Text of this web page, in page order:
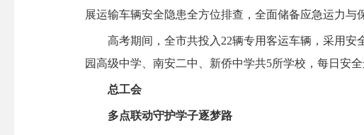
展运输车辆安全隐患全方位排查，全面储备应急运力与
高考期间，全市共投入22辆专用客运车辆，采用安
园高级中学、南安二中、新侨中学共5所学校，每日安
总工会
多点联动守护学子逐梦路